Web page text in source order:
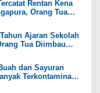
Rentan Kena
Orang Tua
Ajaran Sekolah
Tua Diimbau
dan Sayuran
Terkontaminasi